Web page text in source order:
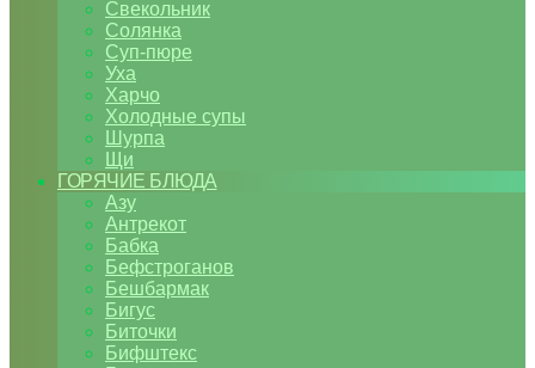
Свекольник
Солянка
Суп-пюре
Уха
Харчо
Холодные супы
Шурпа
Щи
ГОРЯЧИЕ БЛЮДА
Азу
Антрекот
Бабка
Бефстроганов
Бешбармак
Бигус
Биточки
Бифштекс